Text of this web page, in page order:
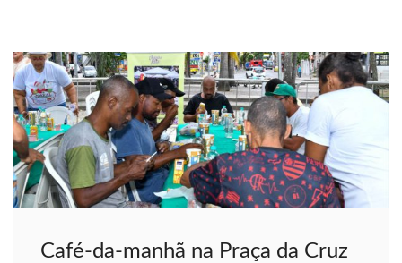
panel
panel
Panel
panel
panel
Café-da-manhã na Praça da Cruz